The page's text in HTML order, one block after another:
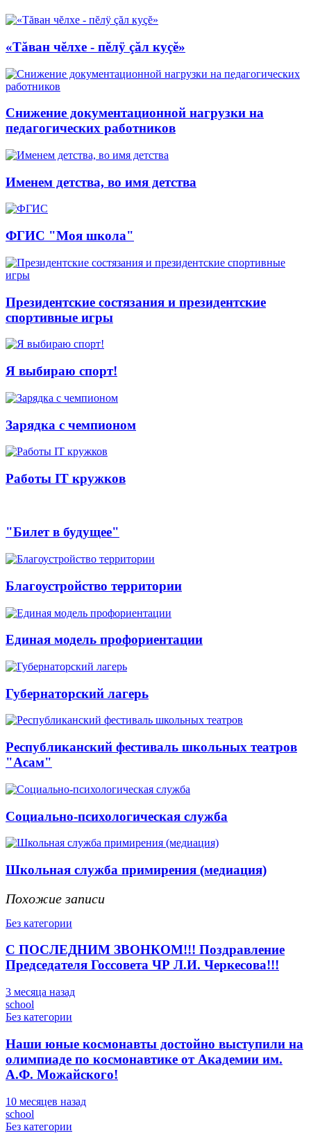
«Тăван чĕлхе - пĕлÿ çăл куçĕ»
Снижение документационной нагрузки на
педагогических работников
Именем детства, во имя детства
ФГИС "Моя школа"
Президентские состязания и президентские
спортивные игры
Я выбираю спорт!
Зарядка с чемпионом
Работы IT кружков
"Билет в будущее"
Благоустройство территории
Единая модель профориентации
Губернаторский лагерь
Республиканский фестиваль школьных театров
"Асам"
Социально-психологическая служба
Школьная служба примирения (медиация)
Похожие записи
Без категории
С ПОСЛЕДНИМ ЗВОНКОМ!!! Поздравление
Председателя Госсовета ЧР Л.И. Черкесова!!!
3 месяца назад
school
Без категории
Наши юные космонавты достойно выступили на
олимпиаде по космонавтике от Академии им.
А.Ф. Можайского!
10 месяцев назад
school
Без категории